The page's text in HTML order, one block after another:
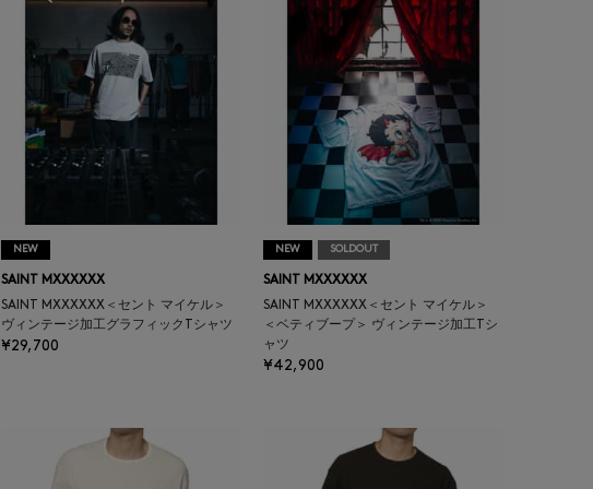
NEW
SAINT MXXXXXX
SAINT MXXXXXX＜セント マイケル＞
ヴィンテージ加工グラフィックTシャツ
¥29,700
NEW SOLDOUT
SAINT MXXXXXX
SAINT MXXXXXX＜セント マイケル＞
＜ベティブープ＞ ヴィンテージ加工Tシ
ャツ
¥42,900